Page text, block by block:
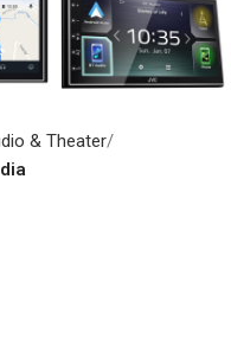
& Theater